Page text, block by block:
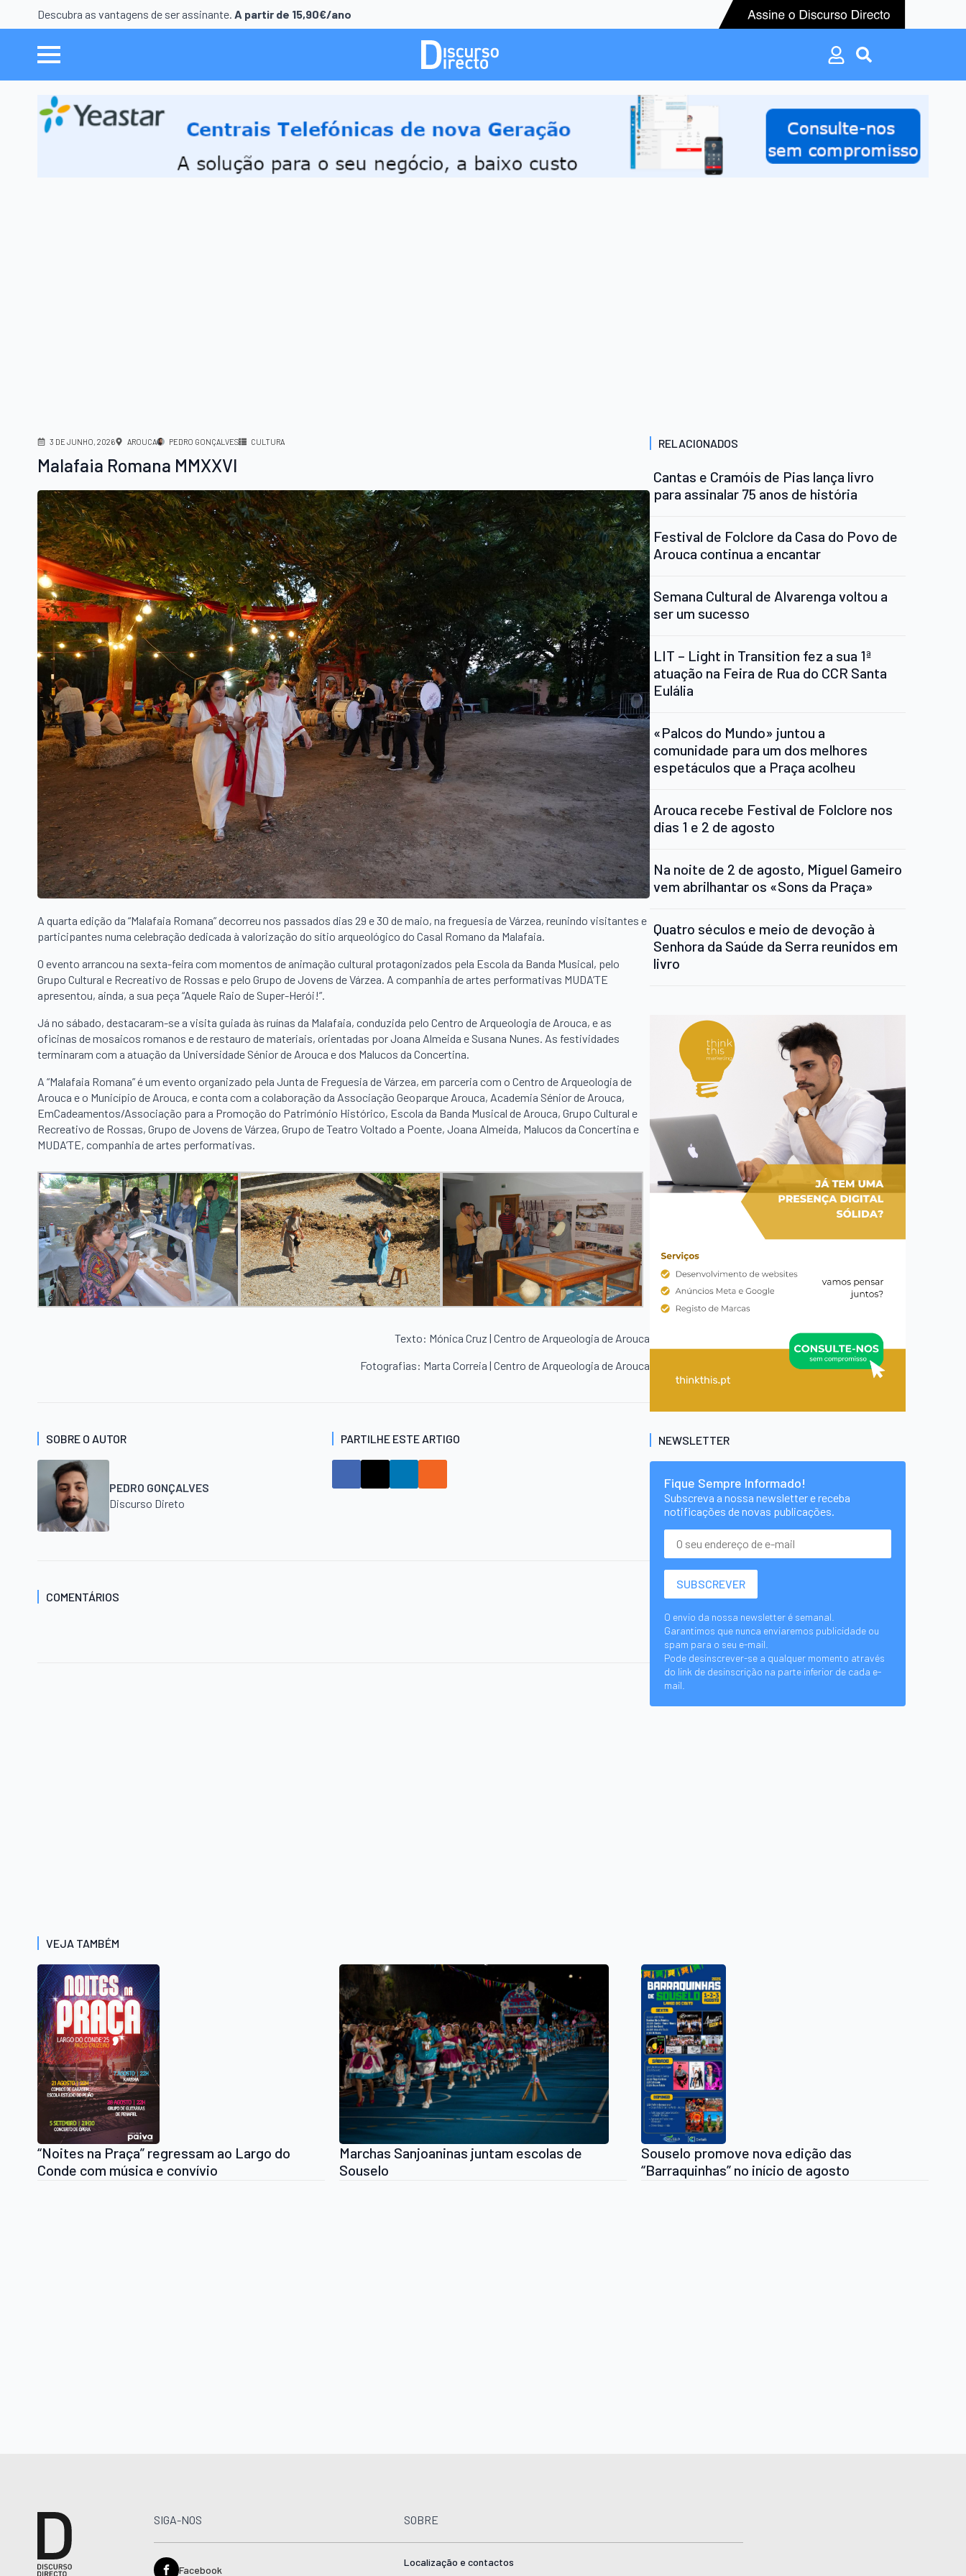
Descubra as vantagens de ser assinante. A partir de 15,90€/ano
Search
Search
for:
3 DE JUNHO, 2026 AROUCA PEDRO GONÇALVES CULTURA
Malafaia Romana MMXXVI
A quarta edição da “Malafaia Romana” decorreu nos passados dias 29 e 30 de maio, na freguesia de Várzea, reunindo visitantes e
participantes numa celebração dedicada à valorização do sítio arqueológico do Casal Romano da Malafaia.
O evento arrancou na sexta-feira com momentos de animação cultural protagonizados pela Escola da Banda Musical, pelo
Grupo Cultural e Recreativo de Rossas e pelo Grupo de Jovens de Várzea. A companhia de artes performativas MUDA’TE
apresentou, ainda, a sua peça “Aquele Raio de Super-Herói!”.
Já no sábado, destacaram-se a visita guiada às ruínas da Malafaia, conduzida pelo Centro de Arqueologia de Arouca, e as
oficinas de mosaicos romanos e de restauro de materiais, orientadas por Joana Almeida e Susana Nunes. As festividades
terminaram com a atuação da Universidade Sénior de Arouca e dos Malucos da Concertina.
A “Malafaia Romana” é um evento organizado pela Junta de Freguesia de Várzea, em parceria com o Centro de Arqueologia de
Arouca e o Município de Arouca, e conta com a colaboração da Associação Geoparque Arouca, Academia Sénior de Arouca,
EmCadeamentos/Associação para a Promoção do Património Histórico, Escola da Banda Musical de Arouca, Grupo Cultural e
Recreativo de Rossas, Grupo de Jovens de Várzea, Grupo de Teatro Voltado a Poente, Joana Almeida, Malucos da Concertina e
MUDA’TE, companhia de artes performativas.
Texto: Mónica Cruz | Centro de Arqueologia de Arouca
Fotografias: Marta Correia | Centro de Arqueologia de Arouca
SOBRE O AUTOR
PEDRO GONÇALVES
Discurso Direto
PARTILHE ESTE ARTIGO
COMENTÁRIOS
RELACIONADOS
Cantas e Cramóis de Pias lança livro
para assinalar 75 anos de história
Festival de Folclore da Casa do Povo de
Arouca continua a encantar
Semana Cultural de Alvarenga voltou a
ser um sucesso
LIT – Light in Transition fez a sua 1ª
atuação na Feira de Rua do CCR Santa
Eulália
«Palcos do Mundo» juntou a
comunidade para um dos melhores
espetáculos que a Praça acolheu
Arouca recebe Festival de Folclore nos
dias 1 e 2 de agosto
Na noite de 2 de agosto, Miguel Gameiro
vem abrilhantar os «Sons da Praça»
Quatro séculos e meio de devoção à
Senhora da Saúde da Serra reunidos em
livro
NEWSLETTER
Fique Sempre Informado!
Subscreva a nossa newsletter e receba
notificações de novas publicações.
O envio da nossa newsletter é semanal.
Garantimos que nunca enviaremos publicidade ou
spam para o seu e-mail.
Pode desinscrever-se a qualquer momento através
do link de desinscrição na parte inferior de cada e-
mail.
VEJA TAMBÉM
“Noites na Praça” regressam ao Largo do
Conde com música e convívio
Marchas Sanjoaninas juntam escolas de
Souselo
Souselo promove nova edição das
“Barraquinhas” no início de agosto
SIGA-NOS
Facebook
SOBRE
Localização e contactos